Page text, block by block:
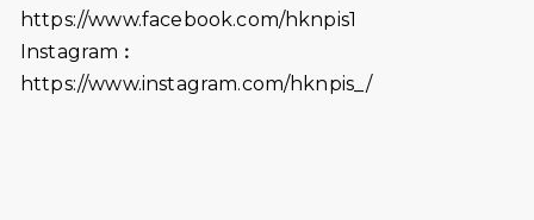
生，GBS，JP出席
2025-06-06
《為你喝采陳百強歌迷會》慷慨贊助
38張門票欣賞香港中樂團 X 陳百強 —
https://www.facebook.com/hknpis1
Instagram︰
https://www.instagram.com/hknpis_/